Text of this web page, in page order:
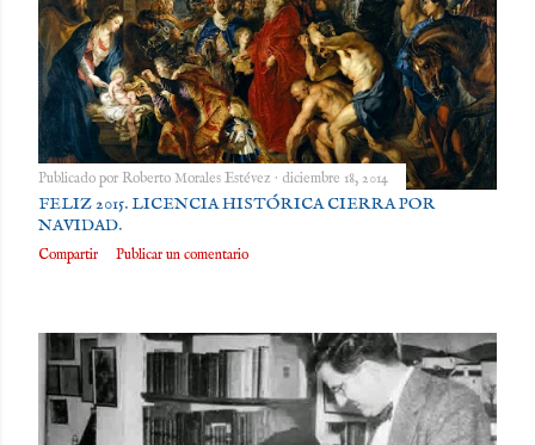
Publicado por Roberto Morales Estévez diciembre 18, 2014
FELIZ 2015. LICENCIA HISTÓRICA CIERRA POR
NAVIDAD.
Compartir Publicar un comentario